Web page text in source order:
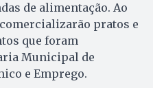
de alimentação. Ao
pratos e
que foram
Municipal de
e Emprego.